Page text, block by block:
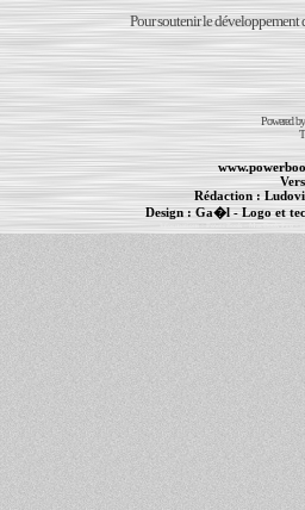
Pour soutenir le développement
Powered
Rédaction :
Design :Ga�l- Logo et
Informations :